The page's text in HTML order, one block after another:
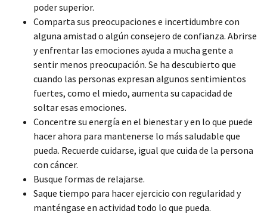
poder superior.
Comparta sus preocupaciones e incertidumbre con
alguna amistad o algún consejero de confianza. Abrirse
y enfrentar las emociones ayuda a mucha gente a
sentir menos preocupación. Se ha descubierto que
cuando las personas expresan algunos sentimientos
fuertes, como el miedo, aumenta su capacidad de
soltar esas emociones.
Concentre su energía en el bienestar y en lo que puede
hacer ahora para mantenerse lo más saludable que
pueda. Recuerde cuidarse, igual que cuida de la persona
con cáncer.
Busque formas de relajarse.
Saque tiempo para hacer ejercicio con regularidad y
manténgase en actividad todo lo que pueda.